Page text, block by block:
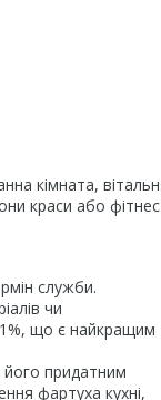
кімната,
краси або
служби.
чи
1%, що є найкращим
його придатним
фартуха кухні,